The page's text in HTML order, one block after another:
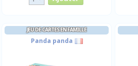
JEU DE CARTES EN FAMILLE
Panda panda